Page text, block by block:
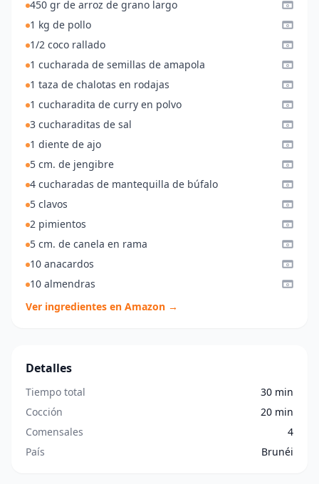
450 gr de arroz de grano largo
1 kg de pollo
1/2 coco rallado
1 cucharada de semillas de amapola
1 taza de chalotas en rodajas
1 cucharadita de curry en polvo
3 cucharaditas de sal
1 diente de ajo
5 cm. de jengibre
4 cucharadas de mantequilla de búfalo
5 clavos
2 pimientos
5 cm. de canela en rama
10 anacardos
10 almendras
Ver ingredientes en Amazon →
Detalles
Tiempo total
30 min
Cocción
20 min
Comensales
4
País
Brunéi